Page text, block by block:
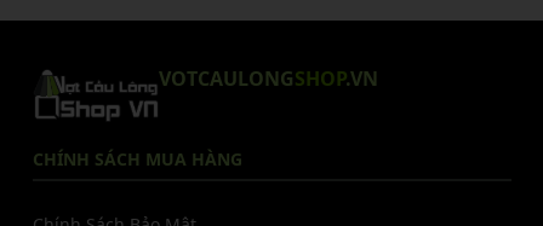
VOTCAULONGSHOP.VN
CHÍNH SÁCH MUA HÀNG